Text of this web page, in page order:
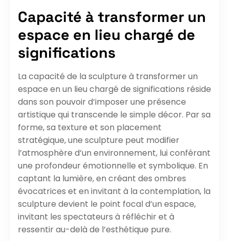
Capacité à transformer un
espace en lieu chargé de
significations
La capacité de la sculpture à transformer un
espace en un lieu chargé de significations réside
dans son pouvoir d’imposer une présence
artistique qui transcende le simple décor. Par sa
forme, sa texture et son placement
stratégique, une sculpture peut modifier
l’atmosphère d’un environnement, lui conférant
une profondeur émotionnelle et symbolique. En
captant la lumière, en créant des ombres
évocatrices et en invitant à la contemplation, la
sculpture devient le point focal d’un espace,
invitant les spectateurs à réfléchir et à
ressentir au-delà de l’esthétique pure.